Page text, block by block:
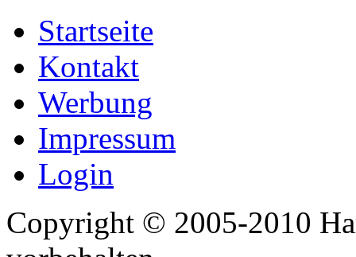
Startseite
Kontakt
Werbung
Impressum
Login
Copyright © 2005-2010